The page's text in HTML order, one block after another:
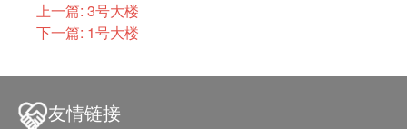
上一篇: 3号大楼
下一篇: 1号大楼
友情链接